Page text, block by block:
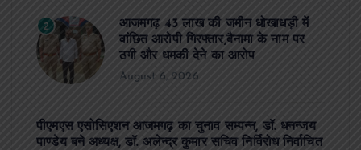
2
आजमगढ़ 43 लाख की जमीन धोखाधड़ी में
वांछित आरोपी गिरफ्तार,बैनामा के नाम पर
ठगी और धमकी देने का आरोप
August 6, 2026
पीएमएस एसोसिएशन आजमगढ़ का चुनाव सम्पन्न, डॉ. धनन्जय
पाण्डेय बने अध्यक्ष, डॉ. अलेन्द्र कुमार सचिव निर्विरोध निर्वाचित